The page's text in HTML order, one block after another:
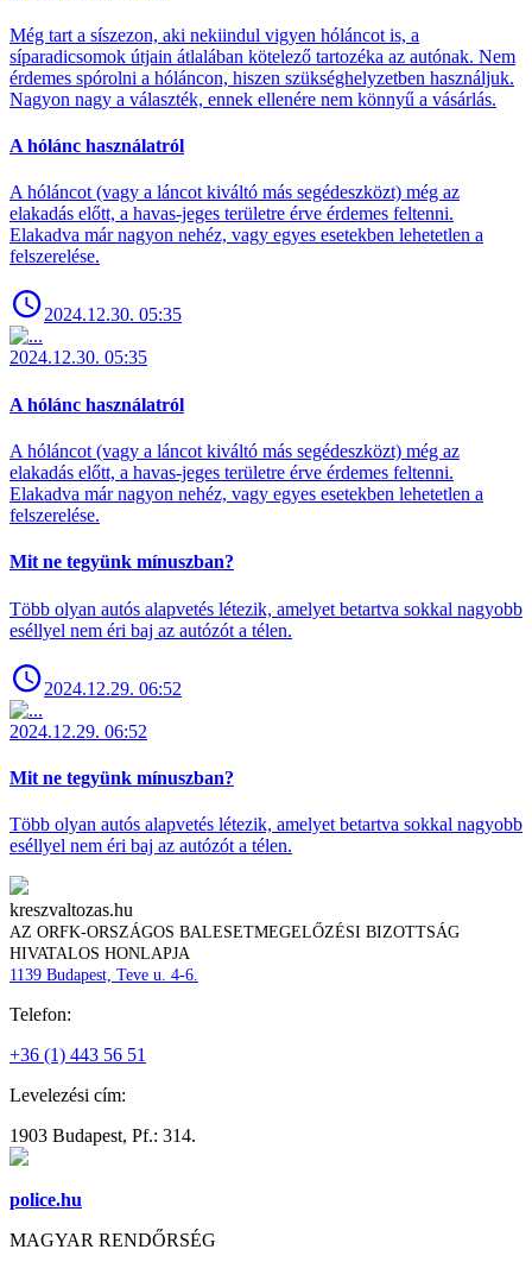
Még tart a síszezon, aki nekiindul vigyen hóláncot is, a
síparadicsomok útjain átlalában kötelező tartozéka az autónak. Nem
érdemes spórolni a hóláncon, hiszen szükséghelyzetben használjuk.
Nagyon nagy a választék, ennek ellenére nem könnyű a vásárlás.
A hólánc használatról
A hóláncot (vagy a láncot kiváltó más segédeszközt) még az
elakadás előtt, a havas-jeges területre érve érdemes feltenni.
Elakadva már nagyon nehéz, vagy egyes esetekben lehetetlen a
felszerelése.
2024.12.30. 05:35
2024.12.30. 05:35
A hólánc használatról
A hóláncot (vagy a láncot kiváltó más segédeszközt) még az
elakadás előtt, a havas-jeges területre érve érdemes feltenni.
Elakadva már nagyon nehéz, vagy egyes esetekben lehetetlen a
felszerelése.
Mit ne tegyünk mínuszban?
Több olyan autós alapvetés létezik, amelyet betartva sokkal nagyobb
eséllyel nem éri baj az autózót a télen.
2024.12.29. 06:52
2024.12.29. 06:52
Mit ne tegyünk mínuszban?
Több olyan autós alapvetés létezik, amelyet betartva sokkal nagyobb
eséllyel nem éri baj az autózót a télen.
kreszvaltozas.hu
AZ ORFK-ORSZÁGOS BALESETMEGELŐZÉSI BIZOTTSÁG
HIVATALOS HONLAPJA
1139 Budapest, Teve u. 4-6.
Telefon:
+36 (1) 443 56 51
Levelezési cím:
1903 Budapest, Pf.: 314.
police.hu
MAGYAR RENDŐRSÉG